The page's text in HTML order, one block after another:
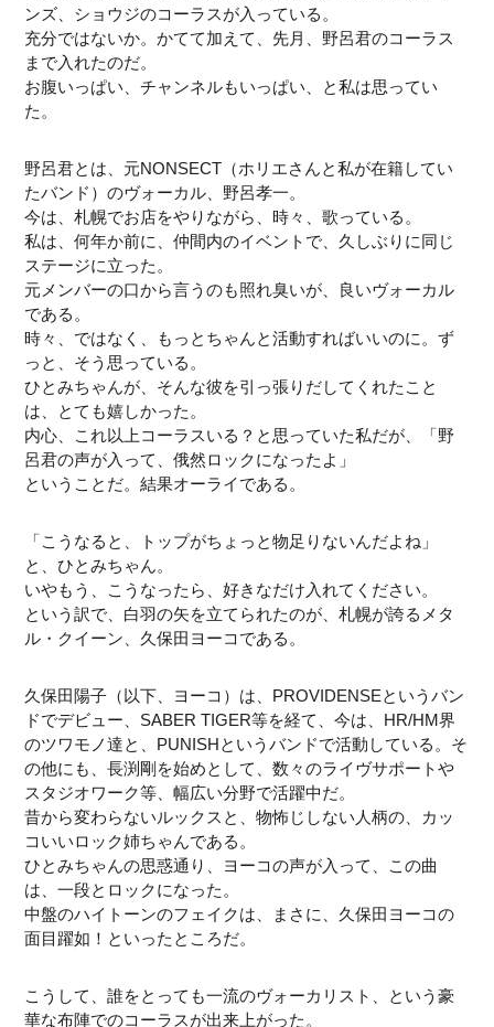
ンズ、ショウジのコーラスが入っている。
充分ではないか。かてて加えて、先月、野呂君のコーラス
まで入れたのだ。
お腹いっぱい、チャンネルもいっぱい、と私は思ってい
た。
野呂君とは、元NONSECT（ホリエさんと私が在籍してい
たバンド）のヴォーカル、野呂孝一。
今は、札幌でお店をやりながら、時々、歌っている。
私は、何年か前に、仲間内のイベントで、久しぶりに同じ
ステージに立った。
元メンバーの口から言うのも照れ臭いが、良いヴォーカル
である。
時々、ではなく、もっとちゃんと活動すればいいのに。ず
っと、そう思っている。
ひとみちゃんが、そんな彼を引っ張りだしてくれたこと
は、とても嬉しかった。
内心、これ以上コーラスいる？と思っていた私だが、「野
呂君の声が入って、俄然ロックになったよ」
ということだ。結果オーライである。
「こうなると、トップがちょっと物足りないんだよね」
と、ひとみちゃん。
いやもう、こうなったら、好きなだけ入れてください。
という訳で、白羽の矢を立てられたのが、札幌が誇るメタ
ル・クイーン、久保田ヨーコである。
久保田陽子（以下、ヨーコ）は、PROVIDENSEというバン
ドでデビュー、SABER TIGER等を経て、今は、HR/HM界
のツワモノ達と、PUNISHというバンドで活動している。そ
の他にも、長渕剛を始めとして、数々のライヴサポートや
スタジオワーク等、幅広い分野で活躍中だ。
昔から変わらないルックスと、物怖じしない人柄の、カッ
コいいロック姉ちゃんである。
ひとみちゃんの思惑通り、ヨーコの声が入って、この曲
は、一段とロックになった。
中盤のハイトーンのフェイクは、まさに、久保田ヨーコの
面目躍如！といったところだ。
こうして、誰をとっても一流のヴォーカリスト、という豪
華な布陣でのコーラスが出来上がった。